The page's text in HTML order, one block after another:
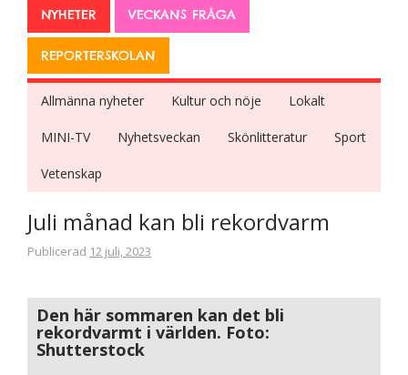
NYHETER VECKANS FRÅGA
REPORTERSKOLAN
Allmänna nyheter Kultur och nöje Lokalt
MINI-TV Nyhetsveckan Skönlitteratur Sport
Vetenskap
Juli månad kan bli rekordvarm
Publicerad 12 juli, 2023
Den här sommaren kan det bli
rekordvarmt i världen. Foto:
Shutterstock
Dessa kakor
välja bort. De
att hemsidan
över huvud
taget ska
fungera.